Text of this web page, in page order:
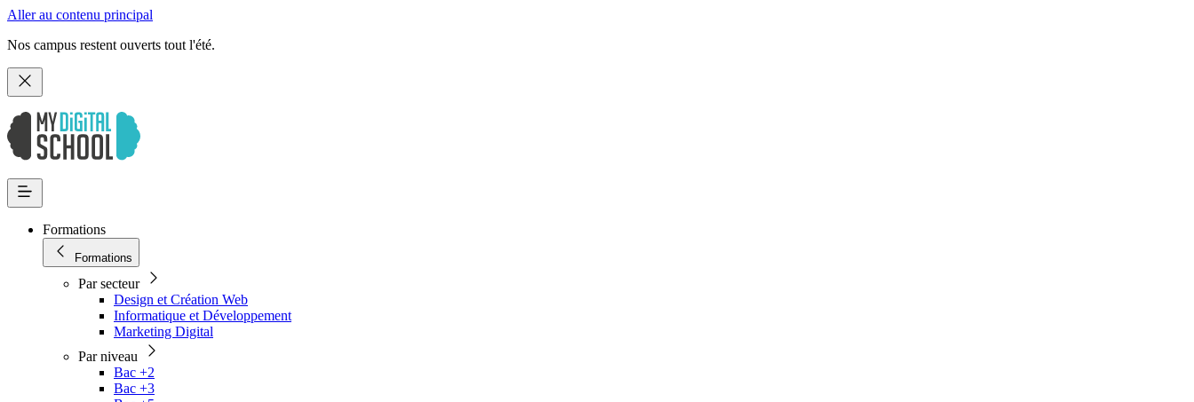
Aller au contenu principal
Nos campus restent ouverts tout l'été.
Formations
Formations
Par secteur
Design et Création Web
Informatique et Développement
Marketing Digital
Par niveau
Bac +2
Bac +3